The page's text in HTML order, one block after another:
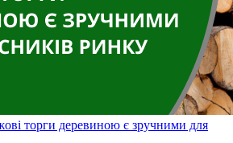
торги деревиною є зручними для